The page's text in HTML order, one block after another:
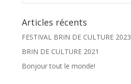
Articles récents
FESTIVAL BRIN DE CULTURE 2023
BRIN DE CULTURE 2021
Bonjour tout le monde!